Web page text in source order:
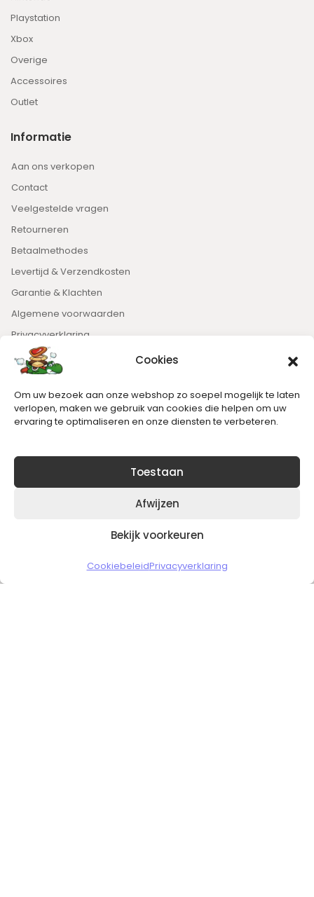
Cookies
Om uw bezoek aan onze webshop zo soepel mogelijk te laten
verlopen, maken we gebruik van cookies die helpen om uw
ervaring te optimaliseren en onze diensten te verbeteren.
Toestaan
Afwijzen
Bekijk voorkeuren
CookiebeleidPrivacyverklaring
Playstation
Xbox
Overige
Accessoires
Outlet
Informatie
Aan ons verkopen
Contact
Veelgestelde vragen
Retourneren
Betaalmethodes
Levertijd & Verzendkosten
Garantie & Klachten
Algemene voorwaarden
Privacyverklaring
Nieuwsbrief
Blijft op de hoogte van het laatste nieuws.